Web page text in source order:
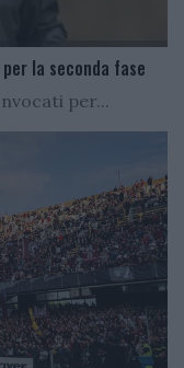
la seconda fase
per...